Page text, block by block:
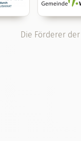
Die Förderer